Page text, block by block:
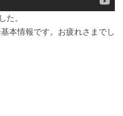
。
本情報です。お疲れさまでし